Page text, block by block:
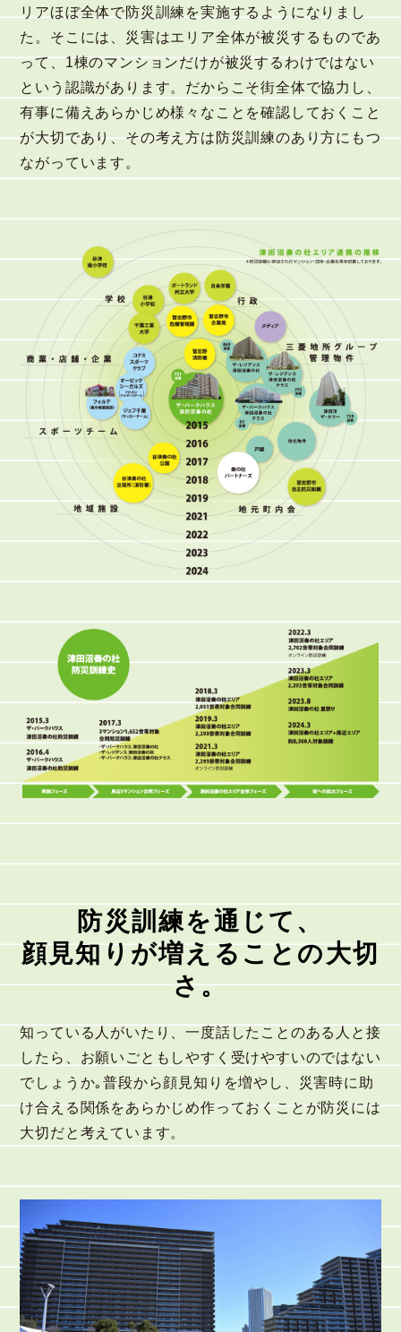
リアほぼ全体で防災訓練を実施するようになりまし
た。そこには、災害はエリア全体が被災するものであ
って、1棟のマンションだけが被災するわけではない
という認識があります。だからこそ街全体で協力し、
有事に備えあらかじめ様々なことを確認しておくこと
が大切であり、その考え方は防災訓練のあり方にもつ
ながっています。
防災訓練を通じて、
顔見知りが増えることの大切
さ。
知っている人がいたり、一度話したことのある人と接
したら、お願いごともしやすく受けやすいのではない
でしょうか｡普段から顔見知りを増やし、災害時に助
け合える関係をあらかじめ作っておくことが防災には
大切だと考えています。